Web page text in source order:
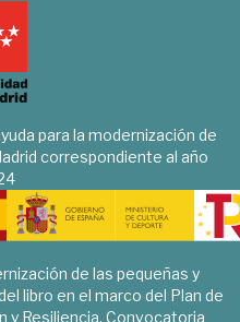
para la modernización de
correspondiente al año
de las pequeñas y
libro en el marco del Plan de
y Resiliencia. Convocatoria